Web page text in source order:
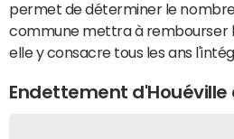
permet de déterminer le
commune mettra à rembourser
elle y consacre tous les ans
Endettement d'Houéville